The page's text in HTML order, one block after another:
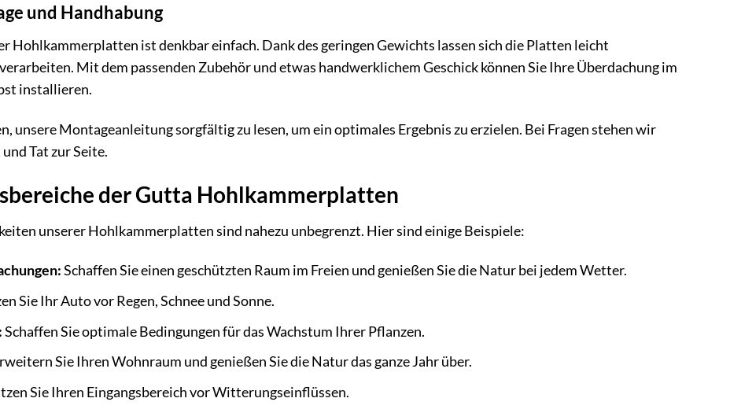
und Handhabung
Hohlkammerplatten ist denkbar einfach. Dank des geringen Gewichts lassen sich die Platten leicht
Mit dem passenden Zubehör und etwas handwerklichem Geschick können Sie Ihre Überdachung im
installieren.
unsere Montageanleitung sorgfältig zu lesen, um ein optimales Ergebnis zu erzielen. Bei Fragen stehen wir
Tat zur Seite.
der Gutta Hohlkammerplatten
unserer Hohlkammerplatten sind nahezu unbegrenzt. Hier sind einige Beispiele:
Schaffen Sie einen geschützten Raum im Freien und genießen Sie die Natur bei jedem Wetter.
Sie Ihr Auto vor Regen, Schnee und Sonne.
Schaffen Sie optimale Bedingungen für das Wachstum Ihrer Pflanzen.
Sie Ihren Wohnraum und genießen Sie die Natur das ganze Jahr über.
Sie Ihren Eingangsbereich vor Witterungseinflüssen.